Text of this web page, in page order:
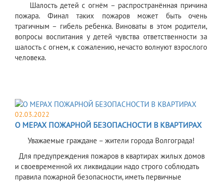
Шалость детей с огнём – распространённая причина
пожара. Финал таких пожаров может быть очень
трагичным – гибель ребенка. Виноваты в этом родители,
вопросы воспитания у детей чувства ответственности за
шалость с огнем, к сожалению, нечасто волнуют взрослого
человека.
02.03.2022
О МЕРАХ ПОЖАРНОЙ БЕЗОПАСНОСТИ В КВАРТИРАХ
Уважаемые граждане – жители города Волгограда!
Для предупреждения пожаров в квартирах жилых домов
и своевременной их ликвидации надо строго соблюдать
правила пожарной безопасности, иметь первичные